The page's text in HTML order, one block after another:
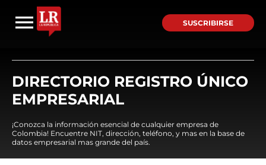
SUSCRIBIRSE
DIRECTORIO REGISTRO ÚNICO
EMPRESARIAL
¡Conozca la información esencial de cualquier empresa de
Colombia! Encuentre NIT, dirección, teléfono, y mas en la base de
datos empresarial mas grande del país.